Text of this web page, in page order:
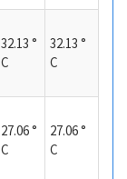
32.13 °
C
32.13 °
C
27.06 °
C
27.06 °
C